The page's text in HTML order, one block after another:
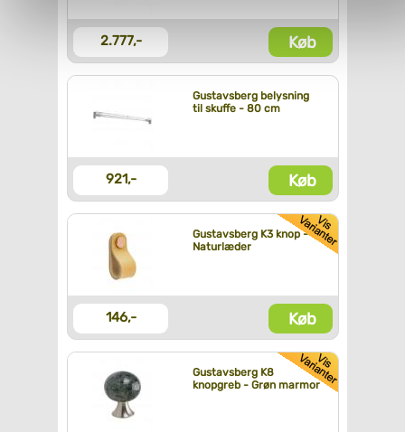
2.777,- Køb
Gustavsberg belysning
til skuffe - 80 cm
921,- Køb
Gustavsberg K3 knop -
Naturlæder
146,- Køb
Gustavsberg K8
knopgreb - Grøn marmor